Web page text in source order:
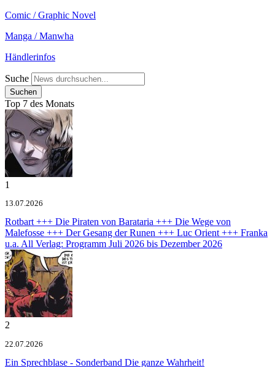
Comic / Graphic Novel
Manga / Manwha
Händlerinfos
Suche
Top 7 des Monats
1
13.07.2026
Rotbart +++ Die Piraten von Barataria +++ Die Wege von
Malefosse +++ Der Gesang der Runen +++ Luc Orient +++ Franka
u.a. All Verlag: Programm Juli 2026 bis Dezember 2026
2
22.07.2026
Ein Sprechblase - Sonderband Die ganze Wahrheit!